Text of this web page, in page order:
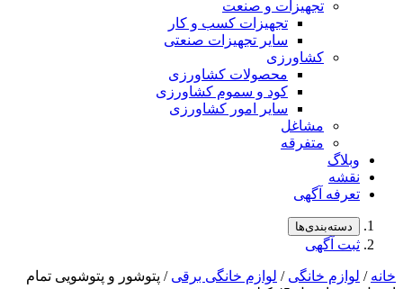
تجهیزات و صنعت
تجهیزات کسب و کار
سایر تجهیزات صنعتی
کشاورزی
محصولات کشاورزی
کود و سموم کشاورزی
سایر امور کشاورزی
مشاغل
متفرقه
وبلاگ
نقشه
تعرفه آگهی
دسته‌بندی‌ها
ثبت آگهی
خانه/ لوازم خانگی / لوازم خانگی برقی / پتوشور و پتوشویی تمام